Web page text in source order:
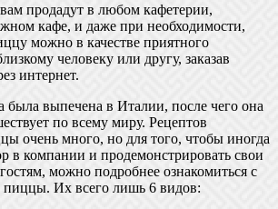
продадут в любом кафетерии,
кафе, и даже при необходимости,
можно в качестве приятного
человеку или другу, заказав
интернет.
была выпечена в Италии, после чего она
по всему миру. Рецептов
очень много, но для того, чтобы иногда
в компании и продемонстрировать свои
можно подробнее ознакомиться с
Их всего лишь 6 видов: